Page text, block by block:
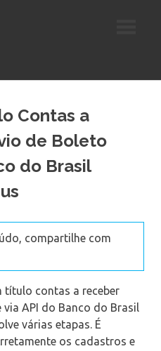
Contas a
de Boleto
do Brasil
compartilhe com
título contas a receber
API do Banco do Brasil
várias etapas. É
os cadastros e